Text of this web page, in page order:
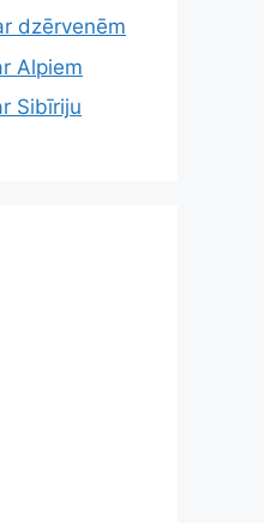
dzērvenēm
Alpiem
Sibīriju